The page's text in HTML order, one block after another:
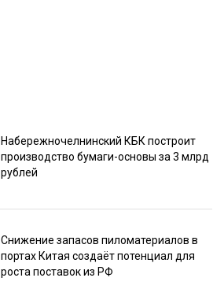
Набережночелнинский КБК построит
производство бумаги-основы за 3 млрд
рублей
Снижение запасов пиломатериалов в
портах Китая создаёт потенциал для
роста поставок из РФ